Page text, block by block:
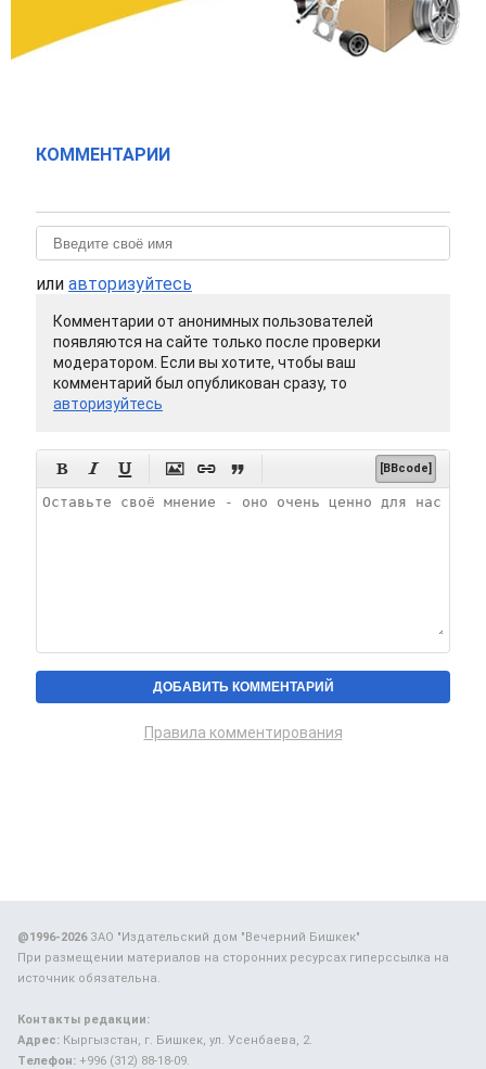
КОММЕНТАРИИ
или авторизуйтесь
Комментарии от анонимных пользователей
появляются на сайте только после проверки
модератором. Если вы хотите, чтобы ваш
комментарий был опубликован сразу, то
авторизуйтесь
      [BBcode]
Правила комментирования
@1996-2026ЗАО "Издательский дом "Вечерний Бишкек"
При размещении материалов на сторонних ресурсах гиперссылка на
источник обязательна.
Контакты редакции:
Адрес: Кыргызстан, г. Бишкек, ул. Усенбаева, 2.
Телефон: +996 (312) 88-18-09.